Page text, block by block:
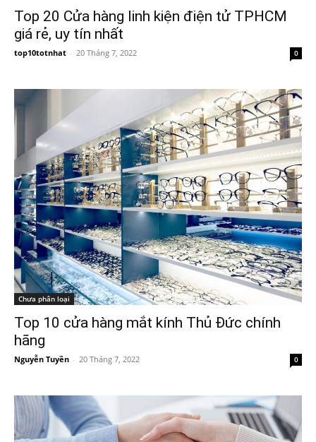
Top 20 Cửa hàng linh kiện điện tử TPHCM
giá rẻ, uy tín nhất
top10totnhat - 20 Tháng 7, 2022 0
Chưa phân loại
Top 10 cửa hàng mắt kính Thủ Đức chính
hãng
Nguyễn Tuyền - 20 Tháng 7, 2022 0